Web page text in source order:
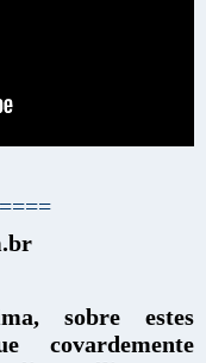
sobre estes
covardemente